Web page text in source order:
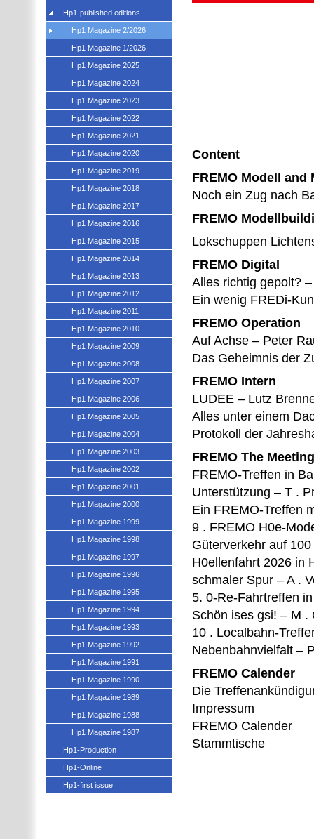
Content
FREMO Modell and
Noch ein Zug nach
FREMO
Lokschuppen
FREMO Digital
Alles richtig gepolt?
Ein wenig FREDi-
FREMO Operation
Auf Achse – Peter
Das Geheimnis der
FREMO Intern
LUDEE – Lutz
Alles unter einem
Protokoll der
FREMO The
FREMO-Treffen in
Unterstützung – T .
Ein FREMO-Treffen
9 . FREMO H0e-
Güterverkehr auf
H0ellenfahrt 2026 in
schmaler Spur – A .
5. 0-Re-Fahrtreffen
Schön ises gsi! – M .
10 . Localbahn-
Nebenbahnvielfalt –
FREMO Calender
Die
Impressum
FREMO Calender
Stammtische
Hp1-published editions
Hp1 Magazine 2/2026
Hp1 Magazine 1/2026
Hp1 Magazine 2025
Hp1 Magazine 2024
Hp1 Magazine 2023
Hp1 Magazine 2022
Hp1 Magazine 2021
Hp1 Magazine 2020
Hp1 Magazine 2019
Hp1 Magazine 2018
Hp1 Magazine 2017
Hp1 Magazine 2016
Hp1 Magazine 2015
Hp1 Magazine 2014
Hp1 Magazine 2013
Hp1 Magazine 2012
Hp1 Magazine 2011
Hp1 Magazine 2010
Hp1 Magazine 2009
Hp1 Magazine 2008
Hp1 Magazine 2007
Hp1 Magazine 2006
Hp1 Magazine 2005
Hp1 Magazine 2004
Hp1 Magazine 2003
Hp1 Magazine 2002
Hp1 Magazine 2001
Hp1 Magazine 2000
Hp1 Magazine 1999
Hp1 Magazine 1998
Hp1 Magazine 1997
Hp1 Magazine 1996
Hp1 Magazine 1995
Hp1 Magazine 1994
Hp1 Magazine 1993
Hp1 Magazine 1992
Hp1 Magazine 1991
Hp1 Magazine 1990
Hp1 Magazine 1989
Hp1 Magazine 1988
Hp1 Magazine 1987
Hp1-Production
Hp1-Online
Hp1-first issue